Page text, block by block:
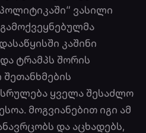
ვასილი
კაშინი
ტრამპს შორის
ყველა შესაძლო
მოგვიანებით იგი ამ
და აცხადებს,